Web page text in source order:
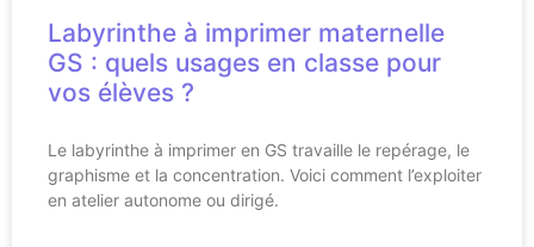
Labyrinthe à imprimer maternelle
GS : quels usages en classe pour
vos élèves ?
Le labyrinthe à imprimer en GS travaille le repérage, le
graphisme et la concentration. Voici comment l’exploiter
en atelier autonome ou dirigé.